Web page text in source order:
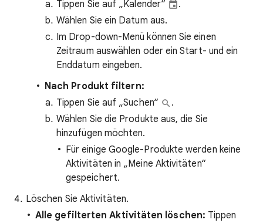
Tippen Sie auf „Kalender“
.
Wählen Sie ein Datum aus.
Im Drop-down-Menü können Sie einen
Zeitraum auswählen oder ein Start- und ein
Enddatum eingeben.
Nach Produkt filtern:
Tippen Sie auf „Suchen“
.
Wählen Sie die Produkte aus, die Sie
hinzufügen möchten.
Für einige Google-Produkte werden keine
Aktivitäten in „Meine Aktivitäten“
gespeichert.
Löschen Sie Aktivitäten.
Alle gefilterten Aktivitäten löschen: Tippen